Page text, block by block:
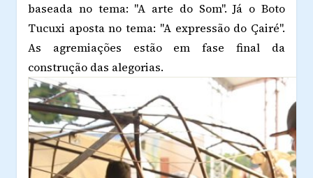
baseada no tema: "A arte do Som". Já o Boto
Tucuxi aposta no tema: "A expressão do Çairé".
As agremiações estão em fase final da
construção das alegorias.